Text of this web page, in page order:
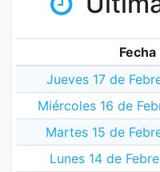
Fecha
Jueves 17 de
Miércoles 16 de
Martes 15 de
Lunes 14 de